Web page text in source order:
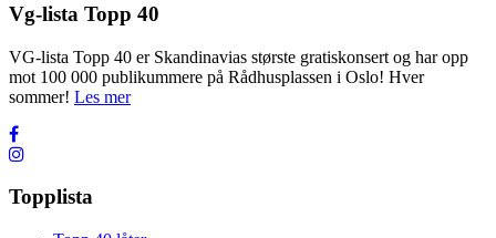
Vg-lista Topp 40
VG-lista Topp 40 er Skandinavias største gratiskonsert og har opp
mot 100 000 publikummere på Rådhusplassen i Oslo! Hver
sommer! Les mer
Topplista